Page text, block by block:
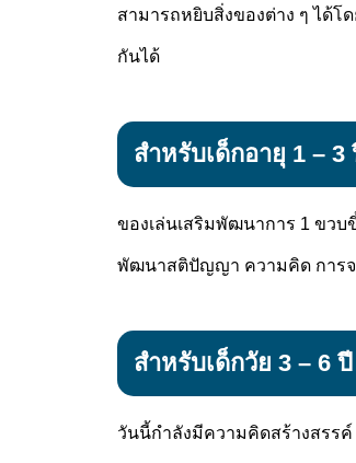
สามารถหยิบสิ่งของต่าง ๆ ได้โ
กันได้
สำหรับเด็กอายุ 1 – 3
ของเล่นเสริมพัฒนาการ 1 ขวบ
พัฒนาสติปัญญา ความคิด การจ
สำหรับเด็กวัย 3 – 6 ปี
วันนี้กำลังมีความคิดสร้างสรรค์